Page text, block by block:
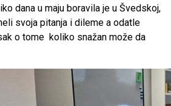
dana u maju boravila je u Švedskoj,
svoja pitanja i dileme a odatle
o tome koliko snažan može da